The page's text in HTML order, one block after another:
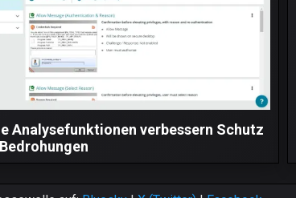
Analysefunktionen verbessern Schutz